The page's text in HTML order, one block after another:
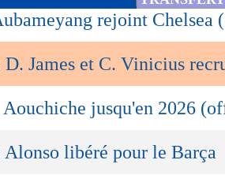
rejoint Chelsea
D. James et C. Vinicius
Aouchiche jusqu'en 2026
Alonso libéré pour le Barça